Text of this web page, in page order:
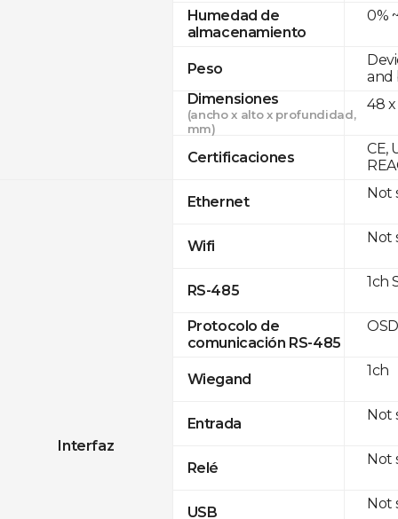
Humedad de
almacenamiento
Peso
Dimensiones
(ancho x alto x profundidad,
mm)
Certificaciones
Interfaz
Ethernet
Wifi
RS-485
Protocolo de
comunicación RS-485
Wiegand
Entrada
Relé
USB
0%
and
48 x
CE,
Not
Not
1ch
1ch
Not
Not
Not